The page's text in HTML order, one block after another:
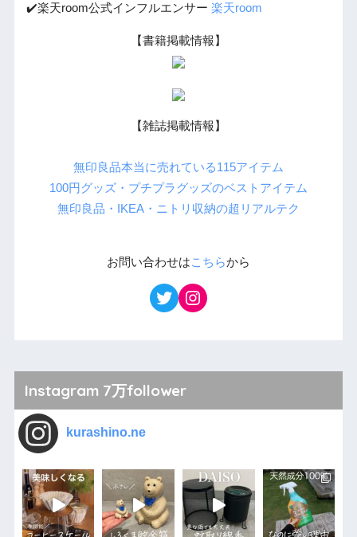
✔️楽天room公式インフルエンサー 楽天room
【書籍掲載情報】
【雑誌掲載情報】
無印良品本当に売れている115アイテム
100円グッズ・プチプラグッズのベストアイテム
無印良品・IKEA・ニトリ収納の超リアルテク
お問い合わせはこちらから
Instagram 7万follower
kurashino.ne